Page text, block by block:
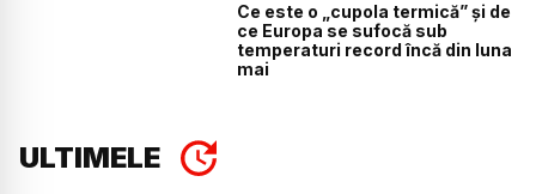
Ce este o „cupola termică” și de
ce Europa se sufocă sub
temperaturi record încă din luna
mai
ULTIMELE